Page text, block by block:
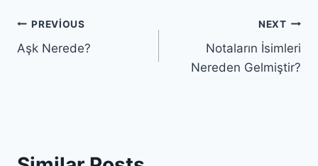
Yazı
gezinmesi
PREVIOUS
Aşk Nerede?
NEXT
Notaların İsimleri
Nereden Gelmiştir?